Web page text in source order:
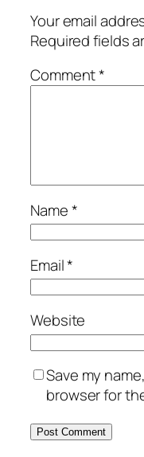
Your email
Required fields
Comment*
Name*
Email*
Website
Save my
browser for